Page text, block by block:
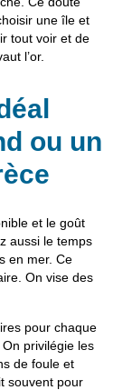
une île et
tout voir et de
l’or.
ou un
et le goût
aussi le temps
en mer. Ce
On vise des
pour chaque
privilégie les
de foule et
souvent pour